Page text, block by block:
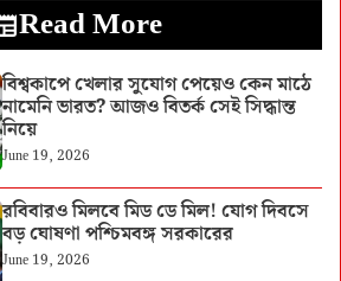
Read More
বিশ্বকাপে খেলার সুযোগ পেয়েও কেন মাঠে
নামেনি ভারত? আজও বিতর্ক সেই সিদ্ধান্ত
নিয়ে
June 19, 2026
রবিবারও মিলবে মিড ডে মিল! যোগ দিবসে
বড় ঘোষণা পশ্চিমবঙ্গ সরকারের
June 19, 2026